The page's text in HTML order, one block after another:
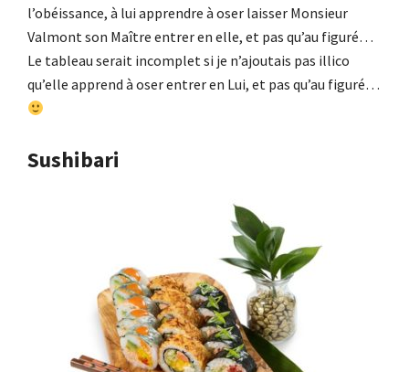
l’obéissance, à lui apprendre à oser laisser Monsieur
Valmont son Maître entrer en elle, et pas qu’au figuré…
Le tableau serait incomplet si je n’ajoutais pas illico
qu’elle apprend à oser entrer en Lui, et pas qu’au figuré…
Sushibari